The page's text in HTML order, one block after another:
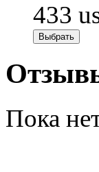
433
Пока